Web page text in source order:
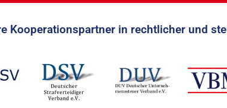
Kooperationspartner in rechtlicher und